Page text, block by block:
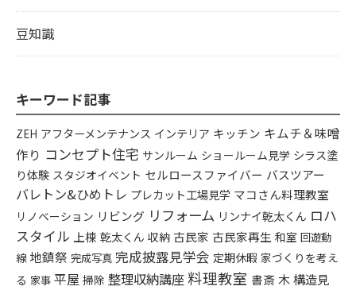
豆知識
キーワード記事
ZEH アフターメンテナンス インテリア キッチン キムチ＆味噌
作り コンセプト住宅 サンルーム ショールーム見学 シラス塗
り体験 スタジオイベント セルロースファイバー バスツアー
バレトン&ひめトレ プレカット工場見学 マコさん料理教室
リノベーション リビング リフォーム リンナイ乾太くん ロハ
スタイル 上棟 乾太くん 収納 古民家 古民家再生 和室 回遊動
線 地鎮祭 完成写真 完成披露見学会 定期休暇 家づくりを考え
る 家事 平屋 掃除 整理収納講座料理教室 書斎 木構造見